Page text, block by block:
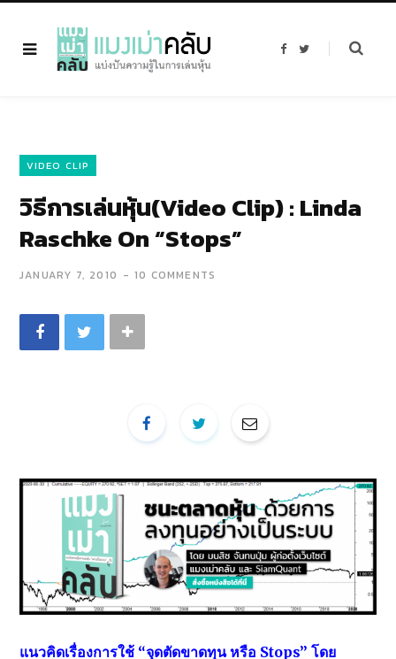
F
T
VIDEO CLIP
วิธีการเล่นหุ้น(Video Clip) : Linda
Raschke On “Stops”
JANUARY 7, 2010 10 COMMENTS
แนวคิดเรื่องการใช้ “จุดตัดขาดทุน หรือ Stops” โดย